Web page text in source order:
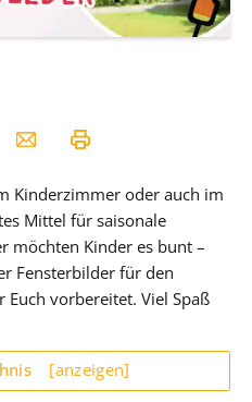
Kinderzimmer oder auch im
Mittel für saisonale
möchten Kinder es bunt –
Fensterbilder für den
Euch vorbereitet. Viel Spaß
[anzeigen]